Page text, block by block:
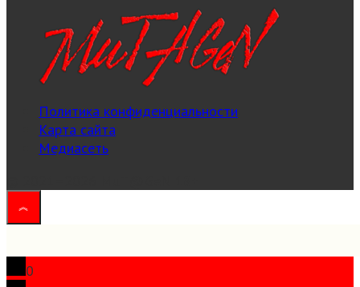
Политика конфиденциальности
Карта сайта
Медиасеть
0